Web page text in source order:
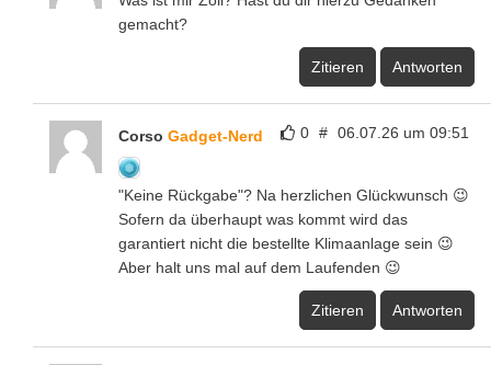
gemacht?
Zitieren Antworten
0 # 06.07.26 um 09:51
Corso Gadget-Nerd
"Keine Rückgabe"? Na herzlichen Glückwunsch 😉
Sofern da überhaupt was kommt wird das
garantiert nicht die bestellte Klimaanlage sein 😉
Aber halt uns mal auf dem Laufenden 😉
Zitieren Antworten